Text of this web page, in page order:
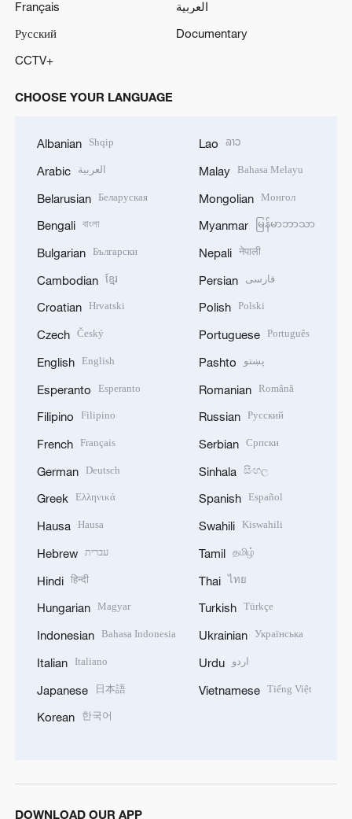
Français
العربية
Русский
Documentary
CCTV+
CHOOSE YOUR LANGUAGE
Albanian Shqip
Arabic العربية
Belarusian Беларуская
Bengali বাংলা
Bulgarian Български
Cambodian ខ្មែរ
Croatian Hrvatski
Czech Český
English English
Esperanto Esperanto
Filipino Filipino
French Français
German Deutsch
Greek Ελληνικά
Hausa Hausa
Hebrew עברית
Hindi हिन्दी
Hungarian Magyar
Indonesian Bahasa Indonesia
Italian Italiano
Japanese 日本語
Korean 한국어
Lao ລາວ
Malay Bahasa Melayu
Mongolian Монгол
Myanmar မြန်မာဘာသာ
Nepali नेपाली
Persian فارسی
Polish Polski
Portuguese Português
Pashto پښتو
Romanian Română
Russian Русский
Serbian Српски
Sinhala සිංහල
Spanish Español
Swahili Kiswahili
Tamil தமிழ்
Thai ไทย
Turkish Türkçe
Ukrainian Українська
Urdu اردو
Vietnamese Tiếng Việt
DOWNLOAD OUR APP